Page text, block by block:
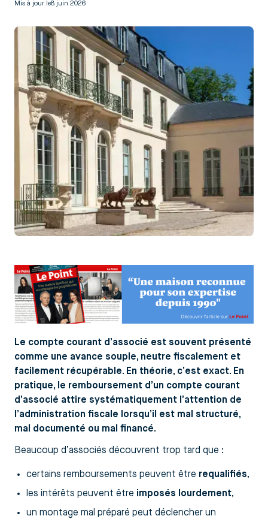
Mis à jour le8 juin 2026
Le compte courant d’associé est souvent présenté
comme une avance souple, neutre fiscalement et
facilement récupérable. En théorie, c’est exact. En
pratique, le remboursement d’un compte courant
d’associé attire systématiquement l’attention de
l’administration fiscale lorsqu’il est mal structuré,
mal documenté ou mal financé.
Beaucoup d’associés découvrent trop tard que :
certains remboursements peuvent être requalifiés,
les intérêts peuvent être imposés lourdement,
un montage mal préparé peut déclencher un